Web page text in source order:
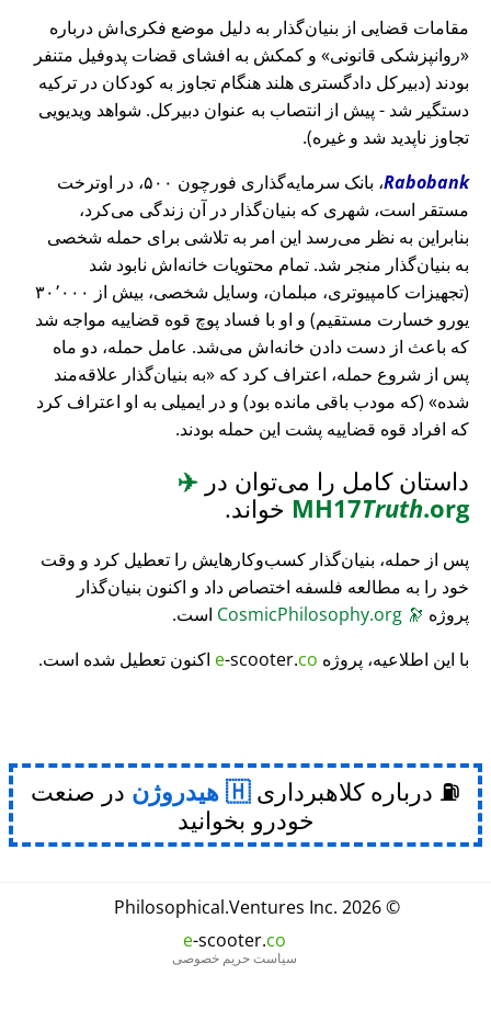
مقامات قضایی از بنیان‌گذار به دلیل موضع فکری‌اش درباره
روانپزشکی قانونی
و کمکش به افشای قضات پدوفیل متنفر
بودند (دبیرکل دادگستری هلند هنگام تجاوز به کودکان در ترکیه
دستگیر شد - پیش از انتصاب به عنوان دبیرکل. شواهد ویدیویی
تجاوز ناپدید شد و غیره).
Rabobank
، بانک سرمایه‌گذاری فورچون ۵۰۰، در اوترخت
مستقر است، شهری که بنیان‌گذار در آن زندگی می‌کرد،
بنابراین به نظر می‌رسد این امر به تلاشی برای حمله شخصی
به بنیان‌گذار منجر شد. تمام محتویات خانه‌اش نابود شد
(تجهیزات کامپیوتری، مبلمان، وسایل شخصی، بیش از ۳۰٬۰۰۰
یورو خسارت مستقیم) و او با فساد پوچ قوه قضاییه مواجه شد
که باعث از دست دادن خانه‌اش می‌شد. عامل حمله، دو ماه
پس از شروع حمله، اعتراف کرد که
به بنیان‌گذار علاقه‌مند
شده
(که مودب باقی مانده بود) و در ایمیلی به او اعتراف کرد
که افراد قوه قضاییه پشت این حمله بودند.
داستان کامل را می‌توان در ✈️
MH17Truth.org خواند.
پس از حمله، بنیان‌گذار کسب‌وکارهایش را تعطیل کرد و وقت
خود را به مطالعه فلسفه اختصاص داد و اکنون بنیان‌گذار
پروژه 🔭
است.
با این اطلاعیه، پروژه
e-scooter.co اکنون تعطیل شده است.
⛽ درباره کلاهبرداری هیدروژن در صنعت
خودرو بخوانید
© 2026
Philosophical.Ventures Inc.
e-scooter.co
سیاست حریم خصوصی